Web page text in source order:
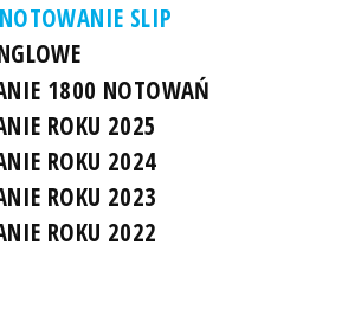
SLIP
1800 NOTOWAŃ
ROKU 2025
ROKU 2024
ROKU 2023
ROKU 2022